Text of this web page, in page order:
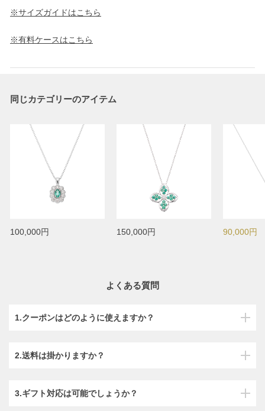
※サイズガイドはこちら
※有料ケースはこちら
同じカテゴリーのアイテム
100,000円 150,000円 90,000円
よくある質問
1.クーポンはどのように使えますか？
2.送料は掛かりますか？
3.ギフト対応は可能でしょうか？